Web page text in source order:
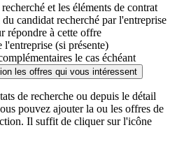
et les éléments de contrat
candidat recherché par l'entreprise
répondre à cette offre
l'entreprise (si présente)
le cas échéant
les offres qui vous intéressent
de recherche ou depuis le détail
pouvez ajouter la ou les offres de
Il suffit de cliquer sur l'icône